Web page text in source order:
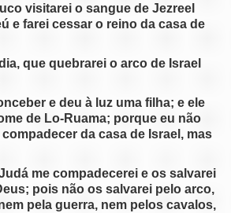
visitarei o sangue de Jezreel
e farei cessar o reino da casa de
que quebrarei o arco de Israel
e deu à luz uma filha; e ele
de Lo-Ruama; porque eu não
da casa de Israel, mas
me compadecerei e os salvarei
pois não os salvarei pelo arco,
pela guerra, nem pelos cavalos,